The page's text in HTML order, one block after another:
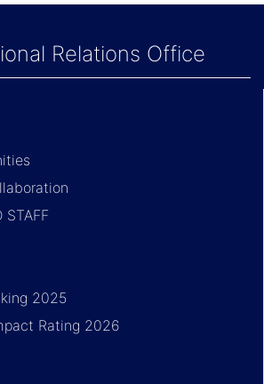
Relations Office
STAFF
2025
Rating 2026